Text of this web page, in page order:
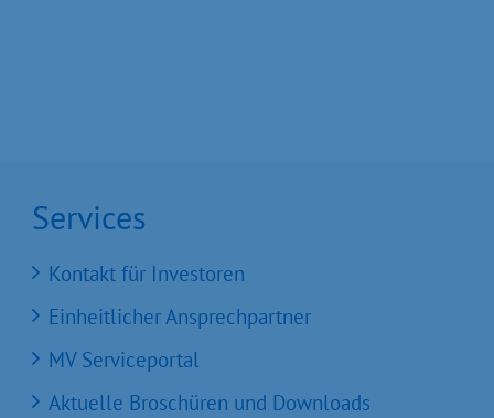
Services
Kontakt für Investoren
Einheitlicher Ansprechpartner
MV Serviceportal
Aktuelle Broschüren und Downloads